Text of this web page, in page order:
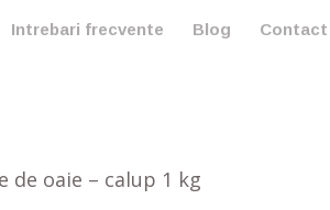
Intrebari frecvente Blog Contact
de oaie
de oaie – calup 1 kg